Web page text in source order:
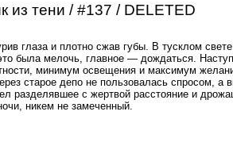
из тени / #137 / DELETED
глаза и плотно сжав губы. В тусклом
была мелочь, главное — дождаться.
минимум освещения и максимум
старое депо не пользовалась спросом,
разделявшее с жертвой расстояние и
никем не замеченный.